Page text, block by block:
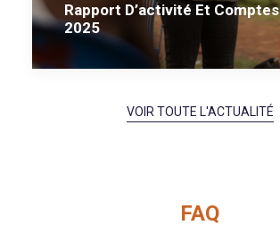
Rapport D’activité Et Comptes
2025
VOIR TOUTE L'ACTUALITÉ
FAQ